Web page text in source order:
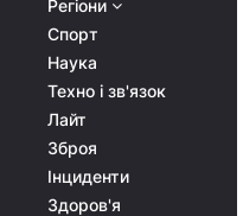
Регіони
Спорт
Наука
Техно і зв'язок
Лайт
Зброя
Інциденти
Здоров'я